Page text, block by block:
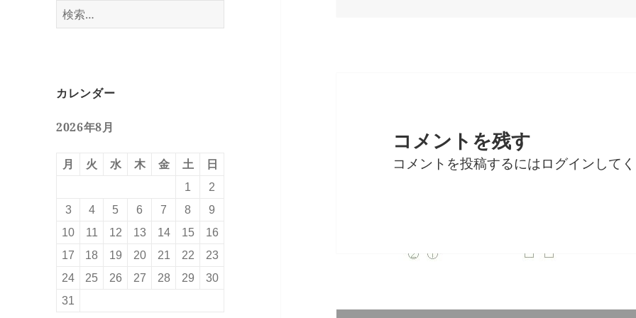
検
カレンダー
2026年8月
月 火 水 木 金 土
日
1
2
3
4 5 6 7 8
9
10
11 12 13 14 15
16
17
18 19 20 21 22
23
24
25 26 27 28 29
30
31
コメントを残す
コメントを投稿するにはログイン して